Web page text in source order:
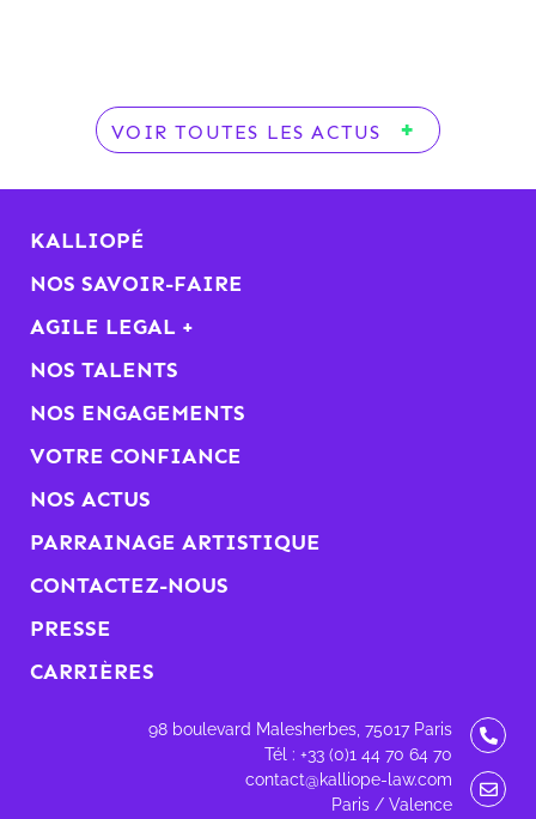
VOIR TOUTES LES ACTUS
KALLIOPÉ
NOS SAVOIR-FAIRE
AGILE LEGAL +
NOS TALENTS
NOS ENGAGEMENTS
VOTRE CONFIANCE
NOS ACTUS
PARRAINAGE ARTISTIQUE
CONTACTEZ-NOUS
PRESSE
CARRIÈRES
98 boulevard Malesherbes, 75017 Paris
Tél : +33 (0)1 44 70 64 70
contact@kalliope-law.com
Paris / Valence